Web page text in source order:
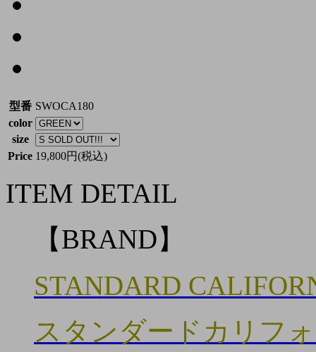
型番 SWOCA180
color
size
Price 19,800円(税込)
ITEM DETAIL
【BRAND】
STANDARD
スタンダードカリフ